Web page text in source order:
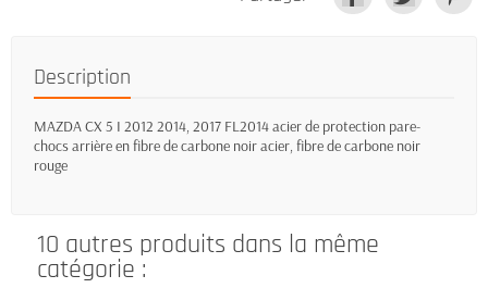
Description
MAZDA CX 5 I 2012 2014, 2017 FL2014 acier de protection pare-
chocs arrière en fibre de carbone noir acier, fibre de carbone noir
rouge
10 autres produits dans la même
catégorie :